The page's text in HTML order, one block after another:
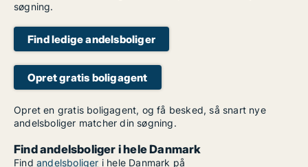
søgning.
Find ledige andelsboliger
Opret gratis boligagent
Opret en gratis boligagent, og få besked, så snart nye
andelsboliger matcher din søgning.
Find andelsboliger i hele Danmark
Find andelsboliger i hele Danmark på